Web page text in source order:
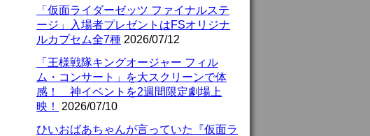
「仮面ライダーゼッツ ファイナルステ
ージ」入場者プレゼントはFSオリジナ
ルカプセム全7種 2026/07/12
「王様戦隊キングオージャー フィル
ム・コンサート」を大スクリーンで体
感！ 神イベントを2週間限定劇場上
映！
2026/07/10
ひいおばあちゃんが言っていた『仮面ラ